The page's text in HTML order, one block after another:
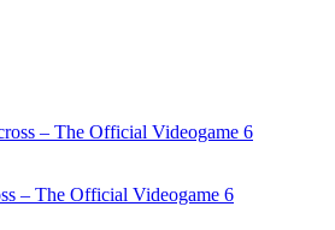
– The Official Videogame 6